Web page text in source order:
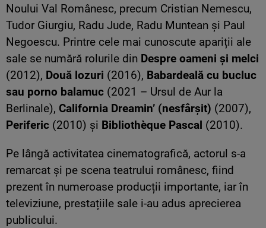
Noului Val Românesc, precum Cristian Nemescu,
Tudor Giurgiu, Radu Jude, Radu Muntean și Paul
Negoescu. Printre cele mai cunoscute apariții ale
sale se numără rolurile din Despre oameni și melci
(2012), Două lozuri (2016), Babardeală cu bucluc
sau porno balamuc (2021 – Ursul de Aur la
Berlinale), California Dreamin’ (nesfârșit) (2007),
Periferic (2010) și Bibliothèque Pascal (2010).
Pe lângă activitatea cinematografică, actorul s-a
remarcat și pe scena teatrului românesc, fiind
prezent în numeroase producții importante, iar în
televiziune, prestațiile sale i-au adus aprecierea
publicului.